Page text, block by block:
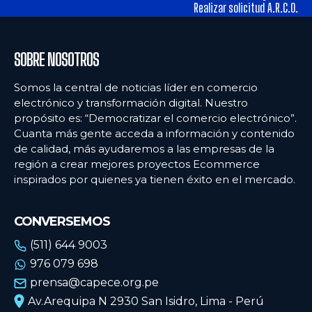
Ecommercenews
PERÚ
ARGENTINA
BOLIVIA
CHILE
ECUADOR
MÉXICO
URUGUAY
VENEZUELA
Ecommercenews
PERÚ
ARGENTINA
BOLIVIA
CHILE
ECUADOR
MÉXICO
URUGUAY
VENEZUELA
Realizar solicitud A.R.C.O.
SOBRE NOSOTROS
Somos la central de noticias líder en comercio
electrónico y transformación digital. Nuestro
propósito es: “Democratizar el comercio electrónico”.
Cuanta más gente acceda a información y contenido
de calidad, más ayudaremos a las empresas de la
región a crear mejores proyectos Ecommerce
inspirados por quienes ya tienen éxito en el mercado.
CONVERSEMOS
(511) 644 9003
976 079 698
prensa@capece.org.pe
Av.Arequipa N 2930 San Isidro, Lima - Perú